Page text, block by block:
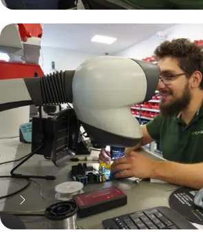
70% moins cher qu'une pièce
neuve... mais pas que !
Pourquoi réparer ?